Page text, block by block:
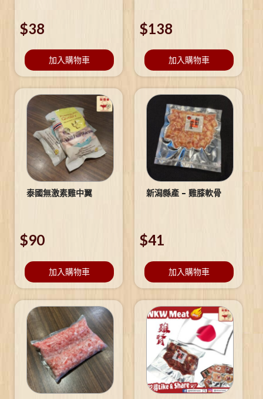
$38
加入購物車
$138
加入購物車
泰國無激素雞中翼
$90
加入購物車
新潟縣產 – 雞膝軟骨
$41
加入購物車